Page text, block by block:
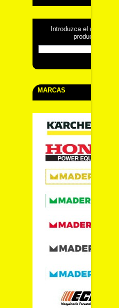
Introduzca el nombre del
producto
MARCAS